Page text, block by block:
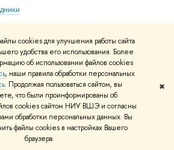
cookies для улучшения работы сайта
удобства его использования. Более
об использовании файлов cookies
, наши правила обработки персональных
. Продолжая пользоваться сайтом, вы
что были проинформированы об
cookies сайтом НИУ ВШЭ и согласны
обработки персональных данных. Вы
файлы cookies в настройках Вашего
браузера.
✖
НИУ ВШЭ
об имуществе и
характера
организации
возможностями здоровья